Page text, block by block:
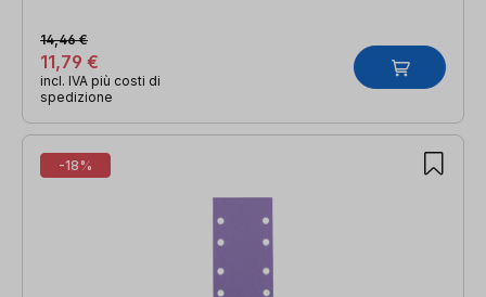
11,79 €
14,46 €
incl. IVA più costi di
spedizione
-18%